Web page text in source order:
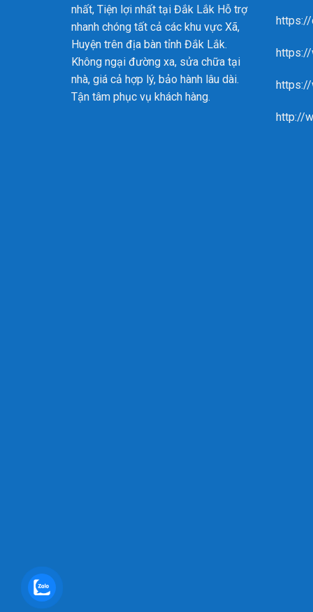
nhất, Tiện lợi nhất tại Đắk Lắk Hỗ trợ
nhanh chóng tất cả các khu vực Xã,
Huyện trên địa bàn tỉnh Đắk Lắk.
Không ngại đường xa, sửa chữa tại
nhà, giá cả hợp lý, bảo hành lâu dài.
Tận tâm phục vụ khách hàng.
https://
https://
http://